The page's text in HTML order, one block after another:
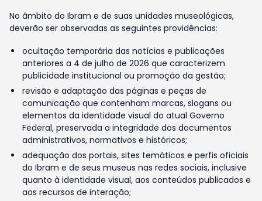
No âmbito do Ibram e de suas unidades museológicas,
deverão ser observadas as seguintes providências:
ocultação temporária das notícias e publicações
anteriores a 4 de julho de 2026 que caracterizem
publicidade institucional ou promoção da gestão;
revisão e adaptação das páginas e peças de
comunicação que contenham marcas, slogans ou
elementos da identidade visual do atual Governo
Federal, preservada a integridade dos documentos
administrativos, normativos e históricos;
adequação dos portais, sites temáticos e perfis oficiais
do Ibram e de seus museus nas redes sociais, inclusive
quanto à identidade visual, aos conteúdos publicados e
aos recursos de interação;